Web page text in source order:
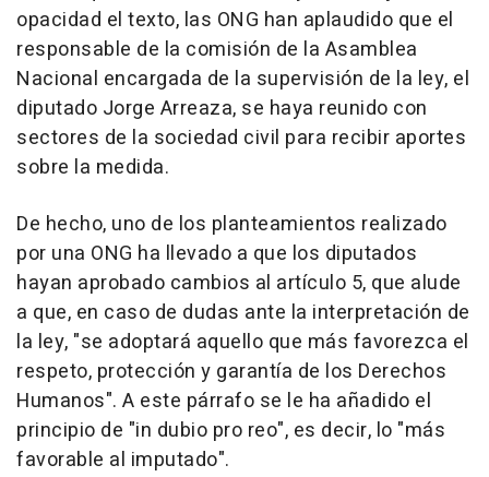
opacidad el texto, las ONG han aplaudido que el
responsable de la comisión de la Asamblea
Nacional encargada de la supervisión de la ley, el
diputado Jorge Arreaza, se haya reunido con
sectores de la sociedad civil para recibir aportes
sobre la medida.
De hecho, uno de los planteamientos realizado
por una ONG ha llevado a que los diputados
hayan aprobado cambios al artículo 5, que alude
a que, en caso de dudas ante la interpretación de
la ley, "se adoptará aquello que más favorezca el
respeto, protección y garantía de los Derechos
Humanos". A este párrafo se le ha añadido el
principio de "in dubio pro reo", es decir, lo "más
favorable al imputado".